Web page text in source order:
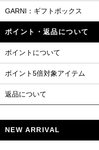
GARNI：ギフトボックス
ポイント・返品について
ポイントについて
ポイント5倍対象アイテム
返品について
NEW ARRIVAL